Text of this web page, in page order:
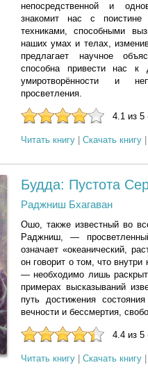
непосредственной и
знакомит нас с поистине
техниками, способными
наших умах и телах,
предлагает научное
способна привести нас к
умиротворённости и
просветления.
4.1 из 5
Читать книгу Скачать книгу
Будда: Пустота
Раджниш Бхагаван
Ошо, также известный во
Раджниш, —
означает «океанический,
он говорит о том, что
— необходимо лишь
примерах высказываний
путь достижения
вечности и бессмертия,
4.4 из 5
Читать книгу Скачать книгу